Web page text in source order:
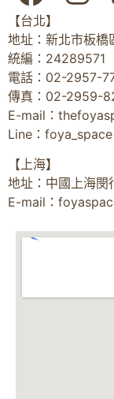
【台北】
地址：新北市板橋
統編：24289571
電話：02-2957-
傳真：02-2959-
E-mail：
Line：foya_space
【上海】
地址：中國上海
E-mail：